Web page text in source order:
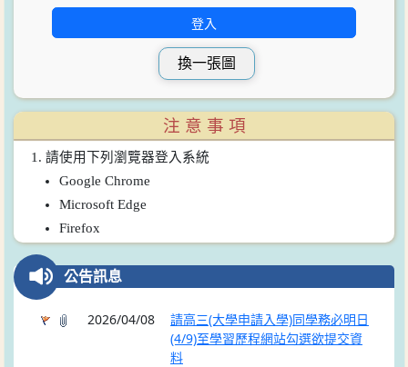
注 意 事 項
請使用下列瀏覽器登入系統
Google Chrome
Microsoft Edge
Firefox
公告訊息
2026/04/08
請高三(大學申請入學)同學務必明日
(4/9)至學習歷程網站勾選欲提交資
料